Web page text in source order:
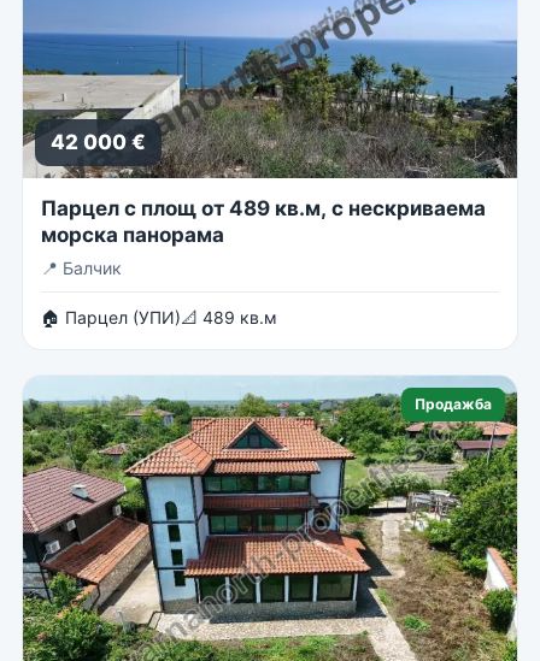
42 000 €
Парцел с площ от 489 кв.м, с нескриваема
морска панорама
📍 Балчик
🏠 Парцел (УПИ)📐 489 кв.м
Продажба